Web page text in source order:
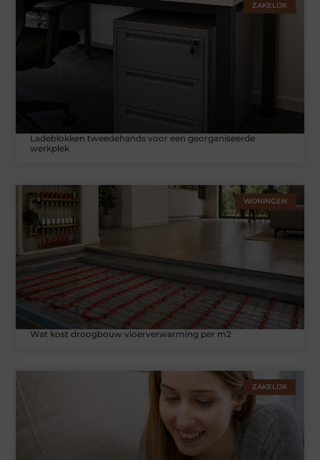
ZAKELIJK
Ladeblokken tweedehands voor een georganiseerde
werkplek
WONINGEN
Wat kost droogbouw vloerverwarming per m2
ZAKELIJK